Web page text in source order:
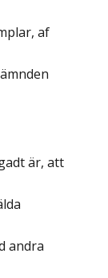
af
är, att
andra